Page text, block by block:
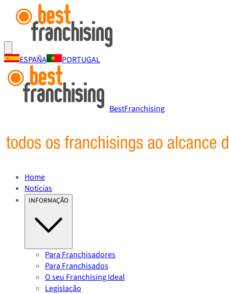
ESPAÑA PORTUGAL
BestFranchising
Home
Notícias
INFORMAÇÃO
Para Franchisadores
Para Franchisados
O seu Franchising Ideal
Legislação